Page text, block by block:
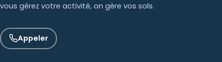
vous gérez votre activité, on gère vos sols.
Appeler